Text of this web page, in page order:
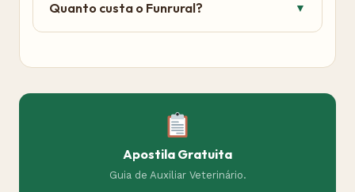
Quanto custa o Funrural? ▼
Apostila Gratuita
Guia de Auxiliar Veterinário.